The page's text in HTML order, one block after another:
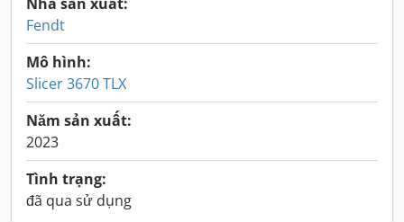
Fendt
Mô hình:
Slicer 3670 TLX
Năm sản xuất:
2023
Tình trạng:
đã qua sử dụng